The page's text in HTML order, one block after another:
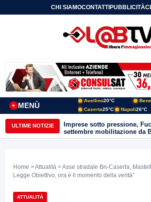
CHI SIAMOCONTATTIPUBBLICITÀ
MENÙ
+
Avellino20°C
Caserta25°C Napoli26°C
ULTIME NOTIZIE
Imprese sotto pressione,
settembre mobilitazione da
e Avellino”
Home >Attualità > Asse stradale Bn-Caserta,
Legge Obiettivo, ora è il momento della verità”
ATTUALITÀ